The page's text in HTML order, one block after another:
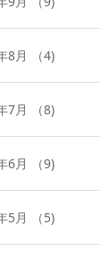
8月 （4)
7月 （8)
6月 （9)
5月 （5)